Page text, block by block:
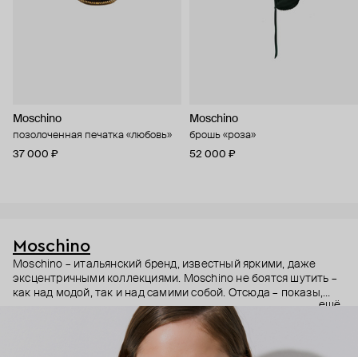
Moschino
позолоченная печатка «любовь»
37 000 ₽
Moschino
брошь «роза»
52 000 ₽
Moschino
Moschino – итальянский бренд, известный яркими, даже
эксцентричными коллекциями. Moschino не боятся шутить –
как над модой, так и над самими собой. Отсюда – показы,
мгновенно становящиеся главными событиями, вирусные
выходы селебрити (помните Кэти Перри в платье-люстре на
бале Института костюма Met Gala в 2019 году?) и
коллаборации с самыми неожиданными кандидатами, от
ещё